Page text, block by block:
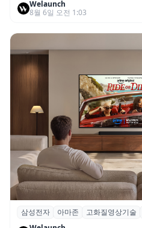
SNS 마케팅 통합 지원
Welaunch
8월 6일 오전 1:03
삼성전자·아마존, 프라
삼성전자 아마존 고화질영상기술